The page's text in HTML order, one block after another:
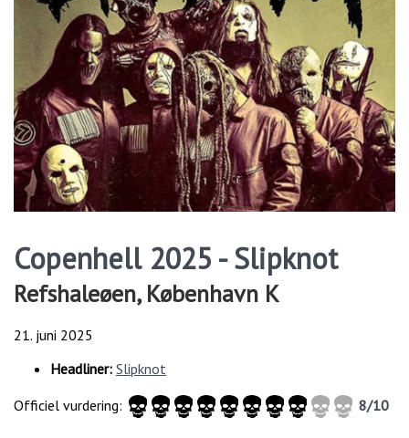
Copenhell 2025 - Slipknot
Refshaleøen, København K
21. juni 2025
Headliner: Slipknot
Officiel vurdering:
8/10